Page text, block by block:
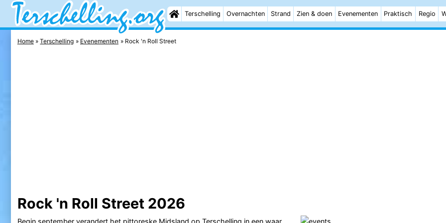
Terschelling Overnachten Strand Zien & doen Evenementen Praktisch Regio
Home Terschelling Evenementen Rock 'n Roll Street
Rock 'n Roll Street 2026
Begin september verandert het pittoreske Midsland op Terschelling in een waar